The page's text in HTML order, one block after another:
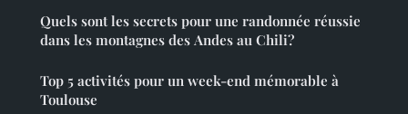
Quels sont les secrets pour une randonnée réussie
dans les montagnes des Andes au Chili?
Top 5 activités pour un week-end mémorable à
Toulouse